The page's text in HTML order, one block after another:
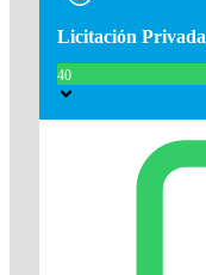
Licitación Privada
40